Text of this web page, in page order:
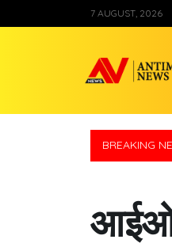
to
7 AUGUST, 2026
BREAKING